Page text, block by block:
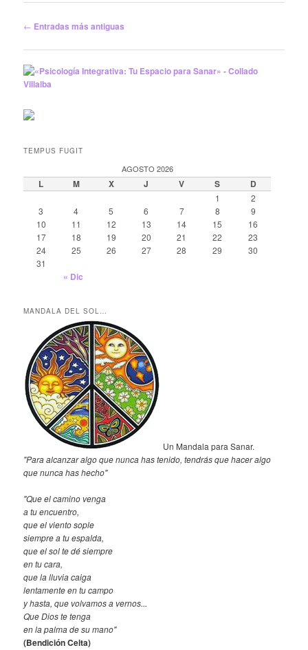
Navegación
entradas
← Entradas más antiguas
TEMPUS FUGIT
AGOSTO 2026
L M X J V S D
1
2
3
4 5 6 7 8
9
10
11 12 13 14 15
16
17
18 19 20 21 22
23
24
25 26 27 28 29
30
31
« Dic
MANDALA DEL SOL…
Un Mandala para Sanar.
"Para alcanzar algo que nunca has tenido, tendrás que hacer algo
que nunca has hecho"
"Que el camino venga
a tu encuentro,
que el viento sople
siempre a tu espalda,
que el sol te dé siempre
en tu cara,
que la lluvia caiga
lentamente en tu campo
y hasta, que volvamos a vernos...
Que Dios te tenga
en la palma de su mano"
(Bendición Celta)